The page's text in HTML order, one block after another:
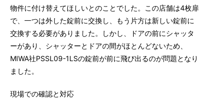
物件に付け替えてほしいとのことでした。この店舗は4枚扉
で、一つは外した錠前に交換し、もう片方は新しい錠前に
交換する必要がありました。しかし、ドアの前にシャッタ
ーがあり、シャッターとドアの間がほとんどないため、
MIWA社PSSL09-1LSの錠前が前に飛び出るのが問題となり
ました。
現場での確認と対応